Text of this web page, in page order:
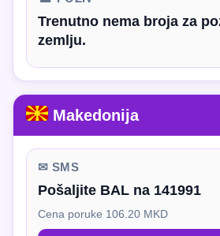
Trenutno nema broja za
zemlju.
Makedonija
✉ SMS
Pošaljite BAL na 141991
Cena poruke 106.20 MKD